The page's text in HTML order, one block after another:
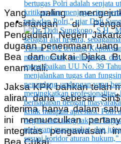
Yang paling
persidangan di
Pengadilan Negeri
dugaan penerimaan
Bea dan Cukai Djaka
enam kali.
Jaksa KPK bahkan telah
aliran dana sebesar
diterima hanya dalam
ini memunculkan
integritas pengawasan